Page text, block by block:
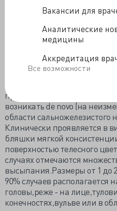
Вакансии для
Аналитические
медицины
Аккредитация
Все возможности
Известна также как
предшествующей
происходящая от клеток
возникать de novo (на
области сальножелезистого
Клинически проявляется в
бляшки мягкой
поверхностью телесного
случаях отмечаются
высыпания.Размеры от 1 до
90% случаев располагается
головы,реже - на
конечностях,вульве или в